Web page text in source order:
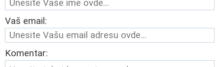
Vaš email:
Komentar: